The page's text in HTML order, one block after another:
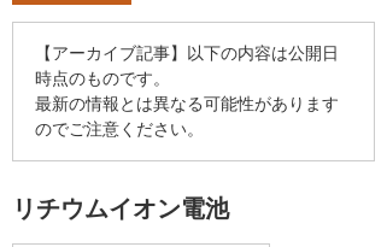
【アーカイブ記事】以下の内容は公開日
時点のものです。
最新の情報とは異なる可能性があります
のでご注意ください。
リチウムイオン電池